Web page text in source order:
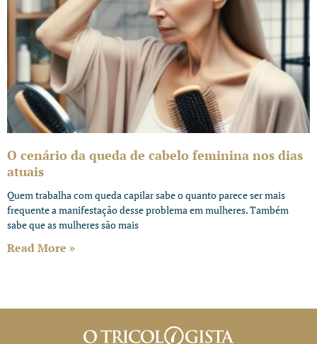
O cenário da queda de cabelo feminina nos dias
atuais
Quem trabalha com queda capilar sabe o quanto parece ser mais
frequente a manifestação desse problema em mulheres. Também
sabe que as mulheres são mais
Read More »